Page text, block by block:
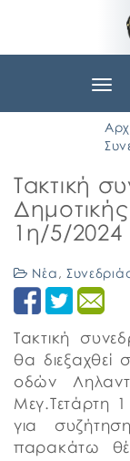
Τακτική
1η/5/2024
Νέα ,
Τακτική
θα διεξαχθεί
οδών
Μεγ.Τετάρτη
για
παρακάτω